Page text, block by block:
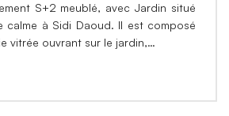
S+2 meublé, avec Jardin situé
calme à Sidi Daoud. Il est composé
vitrée ouvrant sur le jardin,…